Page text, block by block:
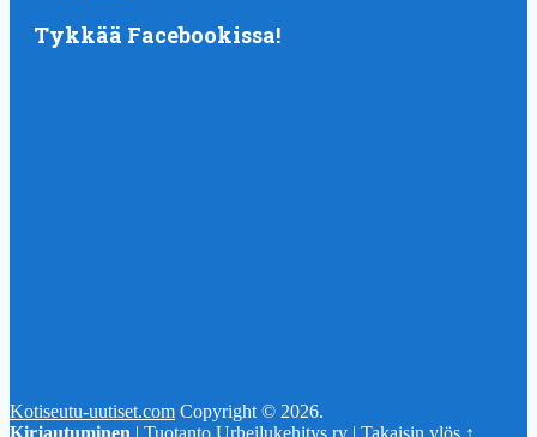
Tykkää Facebookissa!
Kotiseutu-uutiset.com Copyright © 2026.
Kirjautuminen | Tuotanto Urheilukehitys ry | Takaisin ylös ↑